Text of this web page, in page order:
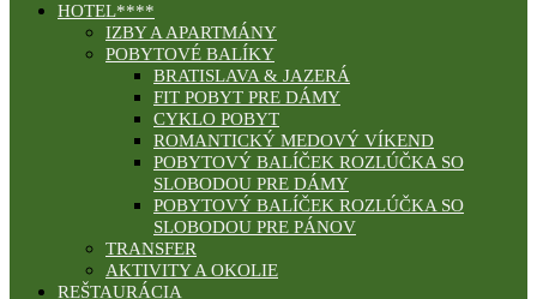
HOTEL****
IZBY A APARTMÁNY
POBYTOVÉ BALÍKY
BRATISLAVA & JAZERÁ
FIT POBYT PRE DÁMY
CYKLO POBYT
ROMANTICKÝ MEDOVÝ VÍKEND
POBYTOVÝ BALÍČEK ROZLÚČKA SO
SLOBODOU PRE DÁMY
POBYTOVÝ BALÍČEK ROZLÚČKA SO
SLOBODOU PRE PÁNOV
TRANSFER
AKTIVITY A OKOLIE
REŠTAURÁCIA